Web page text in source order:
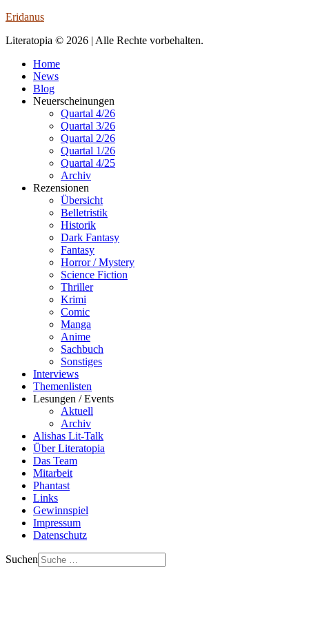
Eridanus
Literatopia © 2026 | Alle Rechte vorbehalten.
Home
News
Blog
Neuerscheinungen
Quartal 4/26
Quartal 3/26
Quartal 2/26
Quartal 1/26
Quartal 4/25
Archiv
Rezensionen
Übersicht
Belletristik
Historik
Dark Fantasy
Fantasy
Horror / Mystery
Science Fiction
Thriller
Krimi
Comic
Manga
Anime
Sachbuch
Sonstiges
Interviews
Themenlisten
Lesungen / Events
Aktuell
Archiv
Alishas Lit-Talk
Über Literatopia
Das Team
Mitarbeit
Phantast
Links
Gewinnspiel
Impressum
Datenschutz
Suchen